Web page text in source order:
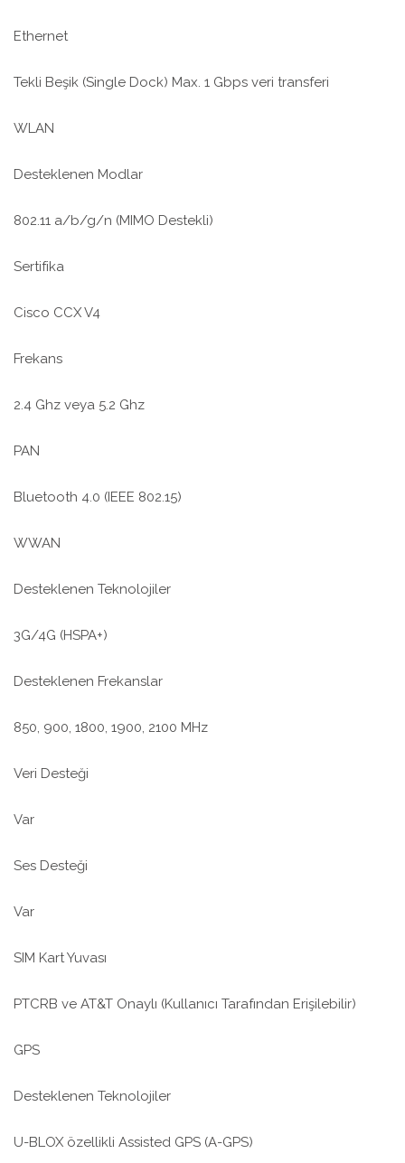
Ethernet
Tekli Beşik (Single Dock) Max. 1 Gbps veri transferi
WLAN
Desteklenen Modlar
802.11 a/b/g/n (MIMO Destekli)
Sertifika
Cisco CCX V4
Frekans
2.4 Ghz veya 5.2 Ghz
PAN
Bluetooth 4.0 (IEEE 802.15)
WWAN
Desteklenen Teknolojiler
3G/4G (HSPA+)
Desteklenen Frekanslar
850, 900, 1800, 1900, 2100 MHz
Veri Desteği
Var
Ses Desteği
Var
SIM Kart Yuvası
PTCRB ve AT&T Onaylı (Kullanıcı Tarafından Erişilebilir)
GPS
Desteklenen Teknolojiler
U-BLOX özellikli Assisted GPS (A-GPS)